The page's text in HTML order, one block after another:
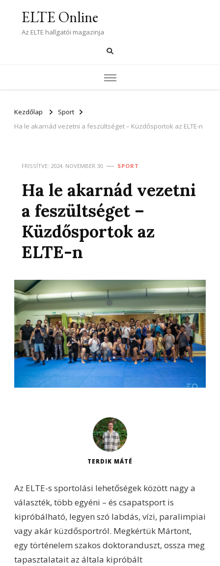
ELTE Online
Az ELTE hallgatói magazinja
Kezdőlap
Sport
Ha le akarnád vezetni a feszültséget – Küzdősportok az ELTE-n
FRISSÍTVE: 2024. NOVEMBER 30. SPORT
Ha le akarnád vezetni
a feszültséget –
Küzdősportok az
ELTE-n
TERDIK MÁTÉ
Az ELTE-s sportolási lehetőségek között nagy a
választék, több egyéni – és csapatsport is
kipróbálható, legyen szó labdás, vízi, paralimpiai
vagy akár küzdősportról. Megkértük Mártont,
egy történelem szakos doktoranduszt, ossza meg
tapasztalatait az általa kipróbált